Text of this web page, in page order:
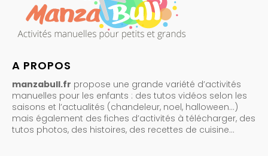
A PROPOS
manzabull.fr propose une grande variété d’activités
manuelles pour les enfants : des tutos vidéos selon les
saisons et l’actualités (chandeleur, noel, halloween…)
mais également des fiches d’activités à télécharger, des
tutos photos, des histoires, des recettes de cuisine…